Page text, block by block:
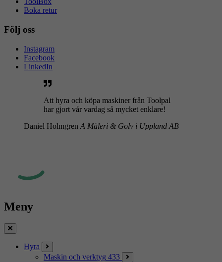
Boka retur
Följ oss
Instagram
Facebook
LinkedIn
Att hyra och köpa maskiner från Toolpal
har gjort vår vardag så mycket enklare!
Daniel Holmgren A Måleri & Golv i Uppland AB
Meny
Stäng
Hyra
Maskin och verktyg 433